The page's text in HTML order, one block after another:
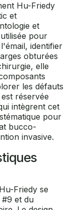
Hu-Friedy
et
et
pour
identifier
obturées
elle
les défauts
réservée
intègrent cet
pour
bucco-
invasive.
Friedy se
#9 et du